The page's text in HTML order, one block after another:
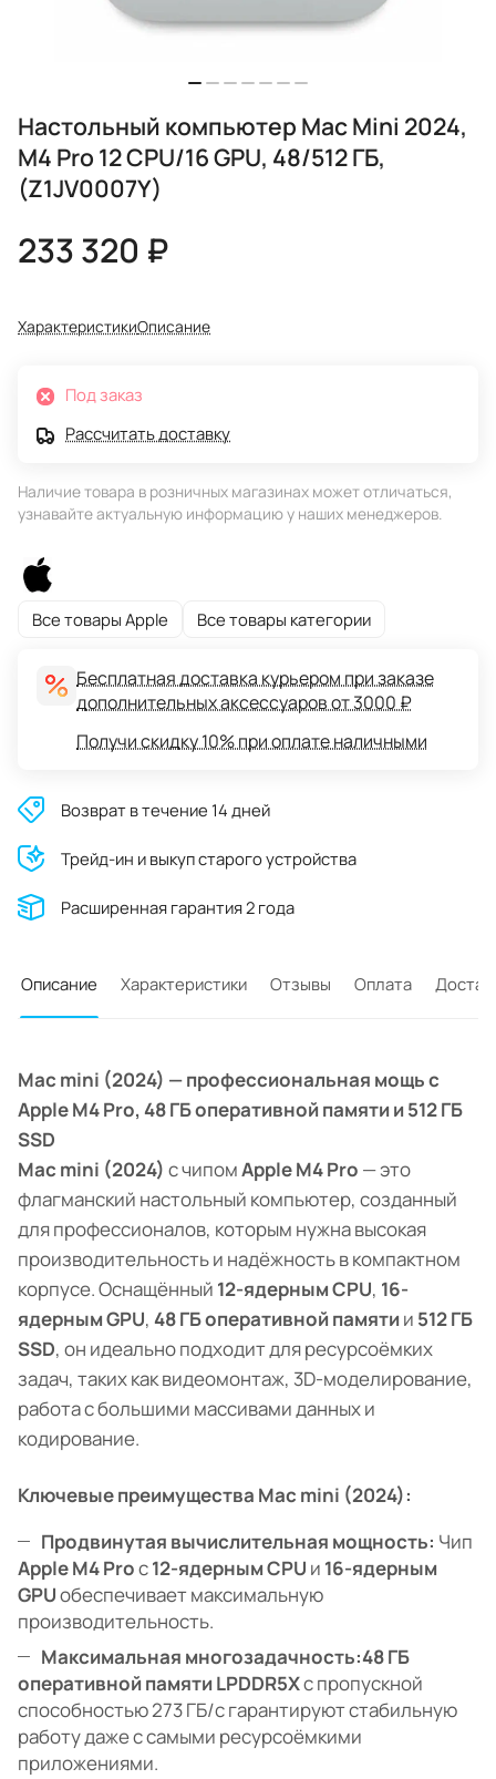
Настольный компьютер Mac Mini 2024,
M4 Pro 12 CPU/16 GPU, 48/512 ГБ,
(Z1JV0007Y)
233 320 ₽
ХарактеристикиОписание
Под заказ
Рассчитать доставку
Наличие товара в розничных магазинах может отличаться,
узнавайте актуальную информацию у наших менеджеров.
Все товары Apple Все товары категории
Бесплатная доставка курьером при заказе
дополнительных аксессуаров от 3000 ₽
Получи скидку 10% при оплате наличными
Возврат в течение 14 дней
Трейд-ин и выкуп старого устройства
Расширенная гарантия 2 года
Описание Характеристики Отзывы Оплата
Mac mini (2024) — профессиональная мощь с
Apple M4 Pro, 48 ГБ оперативной памяти и 512 ГБ
SSD
Mac mini (2024) с чипомApple M4 Pro — это
флагманский настольный компьютер, созданный
для профессионалов, которым нужна высокая
производительность и надёжность в компактном
корпусе. Оснащённый 12-ядерным CPU, 16-
ядерным GPU, 48 ГБ оперативной памятии 512 ГБ
SSD, он идеально подходит для ресурсоёмких
задач, таких как видеомонтаж, 3D-моделирование,
работа с большими массивами данных и
кодирование.
Ключевые преимущества Mac mini (2024):
Продвинутая вычислительная мощность: Чип
Apple M4 Proс12-ядерным CPU и 16-ядерным
GPUобеспечивает максимальную
производительность.
Максимальная многозадачность:48 ГБ
оперативной памяти LPDDR5Xс пропускной
способностью 273 ГБ/с гарантируют стабильную
работу даже с самыми ресурсоёмкими
приложениями.